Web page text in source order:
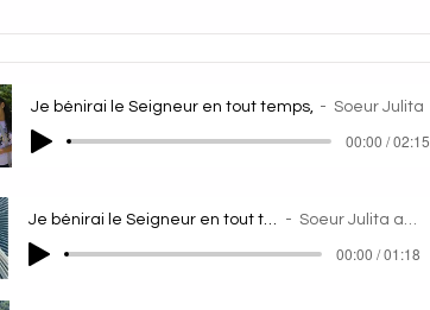
Je bénirai le Seigneur en tout temps, Soeur Julita
00:00 / 02:15
Je bénirai le Seigneur en tout temps, (2) Soeur Julita avec IA
00:00 / 01:18